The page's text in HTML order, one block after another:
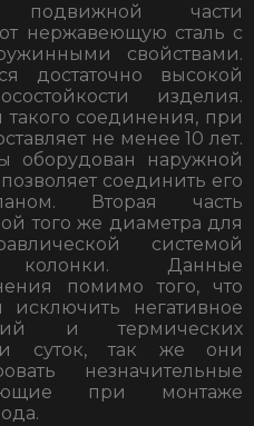
подвижной части
нержавеющую сталь с
свойствами.
достаточно высокой
изделия.
соединения, при
не менее 10 лет.
оборудован наружной
соединить его
Вторая часть
того же диаметра для
системой
колонки. Данные
помимо того, что
исключить негативное
и термических
суток, так же они
незначительные
при монтаже